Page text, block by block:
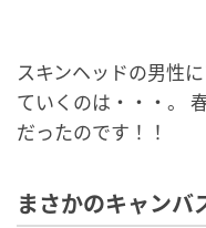
スキンヘッドの男性
ていくのは・・・。
だったのです！！
まさかのキャンバ